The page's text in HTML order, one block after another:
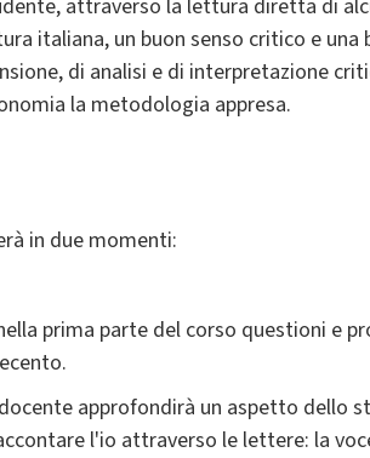
attraverso la lettura diretta di
italiana, un buon senso critico e
di analisi e di interpretazione
la metodologia appresa.
in due momenti:
prima parte del corso questioni e
approfondirà un aspetto
l'io attraverso le lettere: la